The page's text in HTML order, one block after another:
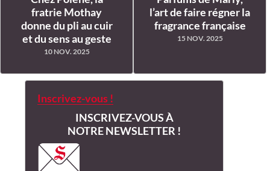
fratrie Mothay
donne du pli au cuir
et du sens au geste
10 NOV. 2025
l’art de faire régner la
fragrance française
15 NOV. 2025
Inscrivez-vous !
INSCRIVEZ-VOUS À
NOTRE NEWSLETTER !